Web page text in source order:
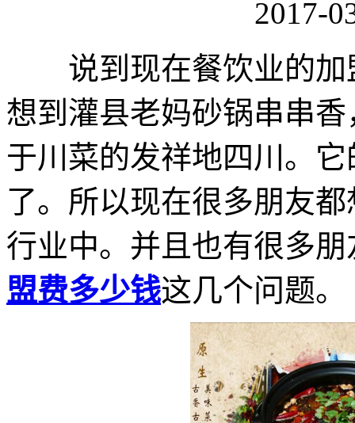
2017-
说到现在餐饮业的加
想到灌县老妈砂锅串串
于川菜的发祥地四川。
了。所以现在很多朋友
行业中。并且也有很多
盟费多少钱这几个问题。